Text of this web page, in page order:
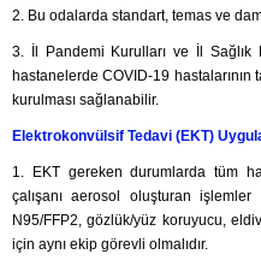
2. Bu odalarda standart, temas ve
3. İl Pandemi Kurulları ve İl
hastanelerde COVID-19
kurulması sağlanabilir.
Elektrokonvülsif Tedavi (EKT)
1. EKT gereken durumlarda tüm
çalışanı aerosol oluşturan
N95/FFP2, gözlük/yüz koruyucu,
için aynı ekip görevli olmalıdır.